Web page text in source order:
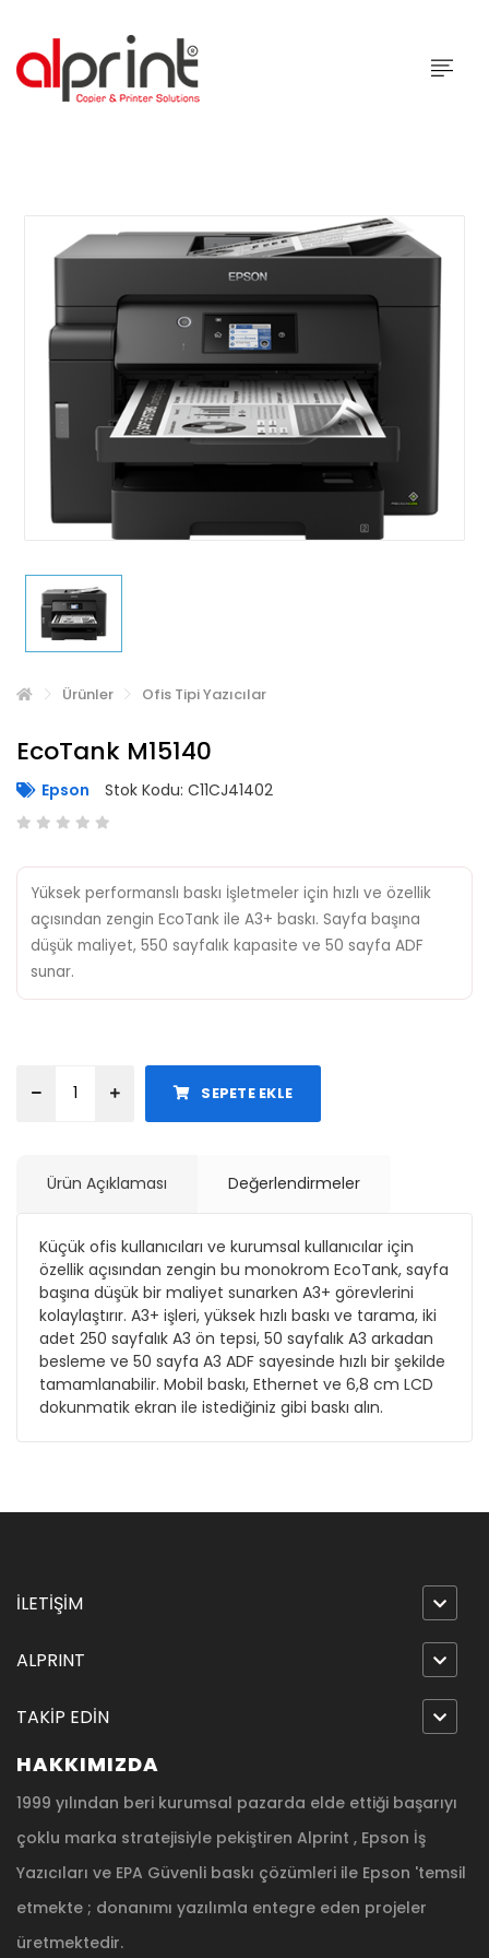
Ürünler Ofis Tipi Yazıcılar
EcoTank M15140
Epson Stok Kodu: C11CJ41402
Yüksek performanslı baskı İşletmeler için hızlı ve özellik
açısından zengin EcoTank ile A3+ baskı. Sayfa başına
düşük maliyet, 550 sayfalık kapasite ve 50 sayfa ADF
sunar.
SEPETE EKLE
Ürün Açıklaması Değerlendirmeler
Küçük ofis kullanıcıları ve kurumsal kullanıcılar için
özellik açısından zengin bu monokrom EcoTank, sayfa
başına düşük bir maliyet sunarken A3+ görevlerini
kolaylaştırır. A3+ işleri, yüksek hızlı baskı ve tarama, iki
adet 250 sayfalık A3 ön tepsi, 50 sayfalık A3 arkadan
besleme ve 50 sayfa A3 ADF sayesinde hızlı bir şekilde
tamamlanabilir. Mobil baskı, Ethernet ve 6,8 cm LCD
dokunmatik ekran ile istediğiniz gibi baskı alın.
İLETİŞİM
ALPRINT
TAKİP EDİN
HAKKIMIZDA
1999 yılından beri kurumsal pazarda elde ettiği başarıyı
çoklu marka stratejisiyle pekiştiren Alprint , Epson İş
Yazıcıları ve EPA Güvenli baskı çözümleri ile Epson 'temsil
etmekte ; donanımı yazılımla entegre eden projeler
üretmektedir.